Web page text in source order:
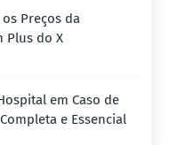
Preços da
Plus do X
em Caso de
e Essencial